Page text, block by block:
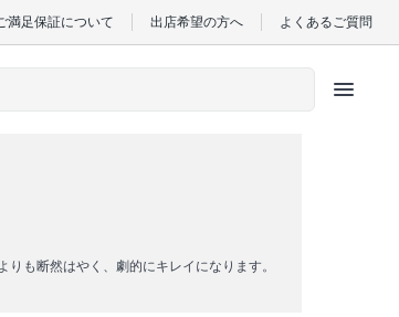
満足保証について 出店希望の方へ よくあるご質問
menu
も断然はやく、劇的にキレイになります。